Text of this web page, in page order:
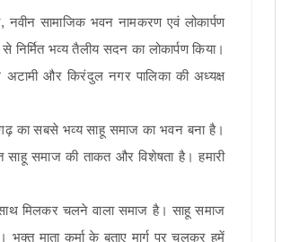
नवीन सामाजिक भवन नामकरण एवं लोकार्पण
भव्य तैलीय सदन का लोकार्पण किया।
अटामी और किरंदुल नगर पालिका की अध्यक्ष
का सबसे भव्य साहू समाज का भवन बना है।
साहू समाज की ताकत और विशेषता है। हमारी
मिलकर चलने वाला समाज है। साहू समाज
माता कर्मा के बताए मार्ग पर चलकर हमें